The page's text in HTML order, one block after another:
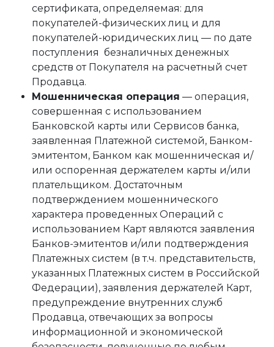
сертификата, определяемая: для
покупателей-физических лиц и для
покупателей-юридических лиц — по дате
поступления безналичных денежных
средств от Покупателя на расчетный счет
Продавца.
Мошенническая операция — операция,
совершенная с использованием
Банковской карты или Сервисов банка,
заявленная Платежной системой, Банком-
эмитентом, Банком как мошенническая и/
или оспоренная держателем карты и/или
плательщиком. Достаточным
подтверждением мошеннического
характера проведенных Операций с
использованием Карт являются заявления
Банков-эмитентов и/или подтверждения
Платежных систем (в т.ч. представительств,
указанных Платежных систем в Российской
Федерации), заявления держателей Карт,
предупреждение внутренних служб
Продавца, отвечающих за вопросы
информационной и экономической